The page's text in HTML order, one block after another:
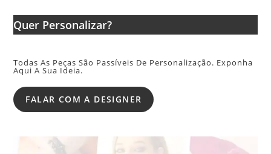
Quer Personalizar?
Todas As Peças São Passíveis De Personalização. Exponha
Aqui A Sua Ideia.
FALAR COM A DESIGNER